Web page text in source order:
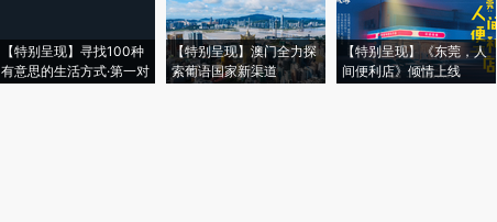
【特别呈现】寻找100种
有意思的生活方式·第一对
【特别呈现】澳门全力探
索葡语国家新渠道
【特别呈现】《东莞，人
间便利店》倾情上线